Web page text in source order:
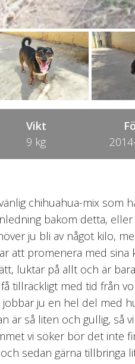
Vikt
9 kg
chihuahua-mix som
bakom detta,
ju bli av något kilo,
att promenera med
luktar på allt och är
tillräckligt med tid från
jobbar ju en hel del med
är så liten och gullig,
vi söker bör det inte
sedan gärna tillbringa